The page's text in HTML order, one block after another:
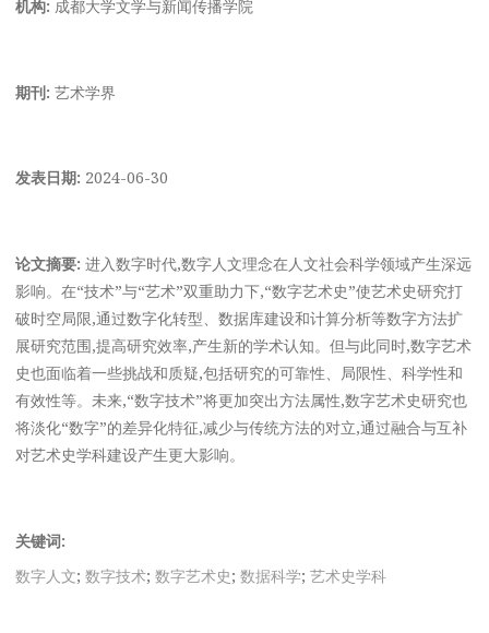
机构: 成都大学文学与新闻传播学院
期刊: 艺术学界
发表日期: 2024-06-30
论文摘要: 进入数字时代,数字人文理念在人文社会科学领域产生深远
影响。在“技术”与“艺术”双重助力下,“数字艺术史”使艺术史研究打
破时空局限,通过数字化转型、数据库建设和计算分析等数字方法扩
展研究范围,提高研究效率,产生新的学术认知。但与此同时,数字艺术
史也面临着一些挑战和质疑,包括研究的可靠性、局限性、科学性和
有效性等。未来,“数字技术”将更加突出方法属性,数字艺术史研究也
将淡化“数字”的差异化特征,减少与传统方法的对立,通过融合与互补
对艺术史学科建设产生更大影响。
关键词:
数字人文;数字技术;数字艺术史;数据科学;艺术史学科